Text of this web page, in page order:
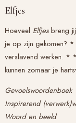
Elfjes
Hoeveel Elfjesbreng
je op zijn gekomen? *
verslavend werken. *
kunnen zomaar je
Gevoelswoordenboek
Inspirerend
Woord en beeld